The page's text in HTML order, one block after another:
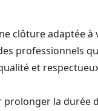
clôture adaptée
professionnels
et
la durée